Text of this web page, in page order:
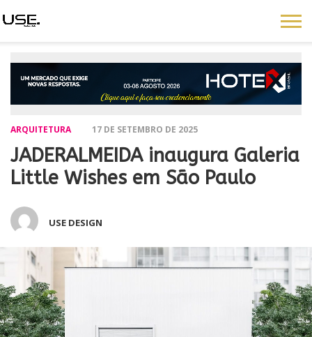
ARQUITETURA 17 DE SETEMBRO DE 2025
JADERALMEIDA inaugura Galeria
Little Wishes em São Paulo
USE DESIGN